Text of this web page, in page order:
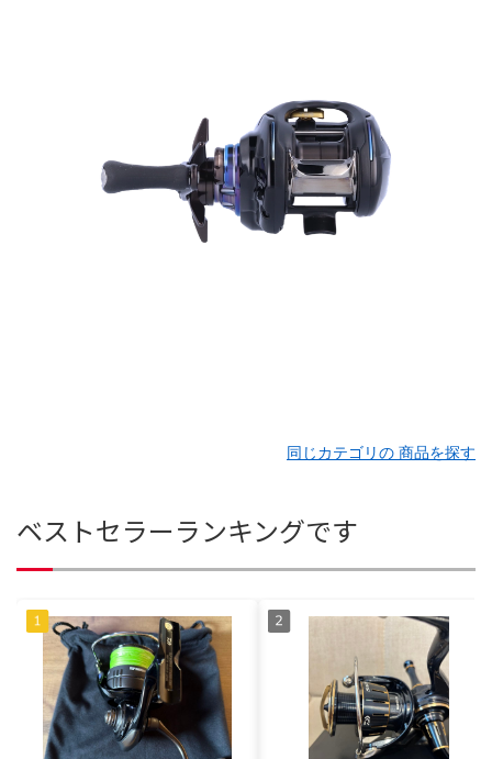
同じカテゴリの 商品を探す
ベストセラーランキングです